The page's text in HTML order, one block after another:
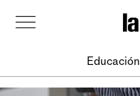
Educación